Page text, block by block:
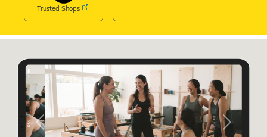
Trusted Shops
Previous Next